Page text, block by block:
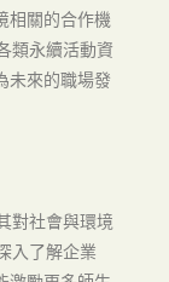
相關的合作機
類永續活動資
未來的職場發
對社會與環境
入了解企業